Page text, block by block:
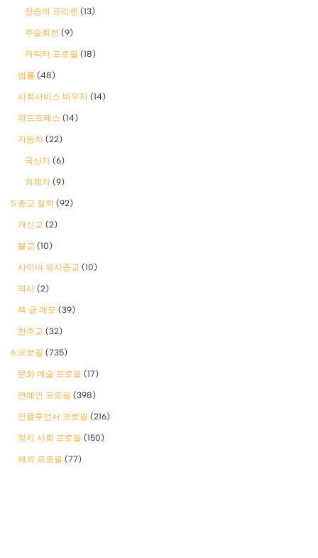
장송의 프리렌 (13)
주술회전 (9)
캐릭터 프로필 (18)
법률 (48)
사회서비스 바우처 (14)
워드프레스 (14)
자동차 (22)
국산차 (6)
외제차 (9)
5 종교 철학 (92)
개신교 (2)
불교 (10)
사이비 유사종교 (10)
역사 (2)
책 글 메모 (39)
천주교 (32)
6 프로필 (735)
문화 예술 프로필 (17)
연예인 프로필 (398)
인플루언서 프로필 (216)
정치 사회 프로필 (150)
해외 프로필 (77)